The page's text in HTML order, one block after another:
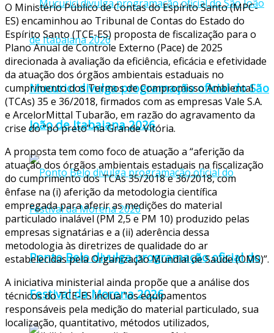
Mucurici divulga programação oficial do São
João de Itabaiana 2026
Ponto Belo divulga programação oficial do
Festival da Morena 2026
O Ministério Público de Contas do Espírito Santo (MPC-
ES) encaminhou ao Tribunal de Contas do Estado do
Espírito Santo (TCE-ES) proposta de fiscalização para o
Plano Anual de Controle Externo (Pace) de 2025
direcionada à avaliação da eficiência, eficácia e efetividade
da atuação dos órgãos ambientais estaduais no
cumprimento dos Termos de Compromisso Ambiental
(TCAs) 35 e 36/2018, firmados com as empresas Vale S.A.
e ArcelorMittal Tubarão, em razão do agravamento da
crise do “pó preto” na Grande Vitória.
A proposta tem como foco de atuação a “aferição da
atuação dos órgãos ambientais estaduais na fiscalização
do cumprimento dos TCAs 35/2018 e 36/2018, com
ênfase na (i) aferição da metodologia científica
empregada para aferir as medições do material
particulado inalável (PM 2,5 e PM 10) produzido pelas
empresas signatárias e a (ii) aderência dessa
metodologia às diretrizes de qualidade do ar
estabelecidas pela Organização Mundial de Saúde (OMS)”.
A iniciativa ministerial ainda propõe que a análise dos
técnicos do TCE-ES inclua “os equipamentos
responsáveis pela medição do material particulado, sua
localização, quantitativo, métodos utilizados,